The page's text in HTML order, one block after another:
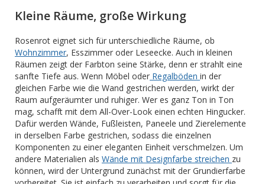
Kleine Räume, große Wirkung
Rosenrot eignet sich für unterschiedliche Räume, ob
Wohnzimmer, Esszimmer oder Leseecke. Auch in kleinen
Räumen zeigt der Farbton seine Stärke, denn er strahlt eine
sanfte Tiefe aus. Wenn Möbel oder Regalböden in der
gleichen Farbe wie die Wand gestrichen werden, wirkt der
Raum aufgeräumter und ruhiger. Wer es ganz Ton in Ton
mag, schafft mit dem All-Over-Look einen echten Hingucker.
Dafür werden Wände, Fußleisten, Paneele und Zierelemente
in derselben Farbe gestrichen, sodass die einzelnen
Komponenten zu einer eleganten Einheit verschmelzen. Um
andere Materialien als Wände mit Designfarbe streichen zu
können, wird der Untergrund zunächst mit der Grundierfarbe